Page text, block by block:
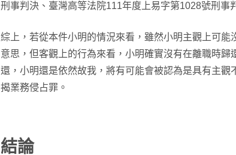
刑事判決、臺灣高等法院111年度上易字第1028號刑事
綜上，若從本件小明的情況來看，雖然小明主觀上可能
意思，但客觀上的行為來看，小明確實沒有在離職時歸
還，小明還是依然故我，將有可能會被認為是具有主觀
揭業務侵占罪。
結論